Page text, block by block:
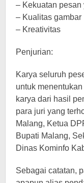
– Kekuatan
– Kualitas gambar
– Kreativitas
Penjurian:
Karya seluruh
untuk
karya dari hasil
para juri yang
Malang, Ketua
Bupati Malang,
Dinas Kominfo
Sebagai catatan,